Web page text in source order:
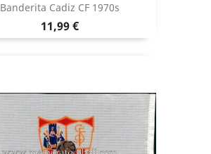
Banderita Cadiz CF 1970s
Precio
11,99 €